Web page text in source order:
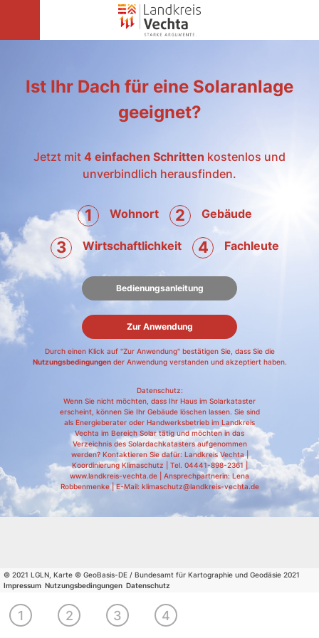
Ist Ihr Dach für eine Solaranlage
geeignet?
Jetzt mit 4 einfachen Schritten kostenlos und
unverbindlich herausfinden.
1 Wohnort 2 Gebäude
3 Wirtschaftlichkeit 4 Fachleute
Bedienungsanleitung
Zur Anwendung
Durch einen Klick auf "Zur Anwendung" bestätigen Sie, dass Sie die
Nutzungsbedingungender Anwendung verstanden und akzeptiert haben.
Datenschutz:
Wenn Sie nicht möchten, dass Ihr Haus im Solarkataster
erscheint, können Sie Ihr Gebäude löschen lassen. Sie sind
als Energieberater oder Handwerksbetrieb im Landkreis
Vechta im Bereich Solar tätig und möchten in das
Verzeichnis des Solardachkatasters aufgenommen
werden? Kontaktieren Sie dafür: Landkreis Vechta |
Koordinierung Klimaschutz | Tel. 04441-898-2361 |
www.landkreis-vechta.de | Ansprechpartnerin: Lena
Robbenmenke | E-Mail: klimaschutz@landkreis-vechta.de
© 2021 LGLN, Karte © GeoBasis-DE / Bundesamt für Kartographie und Geodäsie 2021
Impressum Nutzungsbedingungen Datenschutz
1
Ihren 2
Wählen
Sie Ihr
Gebäude
3
Wirtschaftlichkeit
berechnen
4